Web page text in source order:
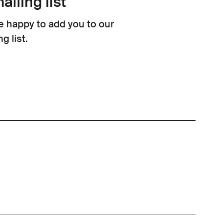
list
happy to add you to our
list.